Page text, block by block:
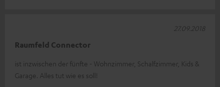
Raumfeld Connector
ist inzwischen der fünfte - Wohnzimmer, Schalfzimmer, Kids &
Garage. Alles tut wie es soll!
27.09.2018